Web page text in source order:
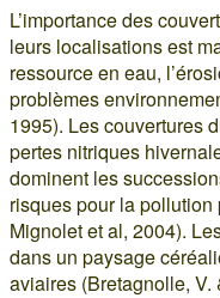
L’importance des
leurs localisations est
ressource en eau,
problèmes
1995). Les couvertures
pertes nitriques
dominent les
risques pour la
Mignolet et al, 2004).
dans un paysage
aviaires (Bretagnolle, V.